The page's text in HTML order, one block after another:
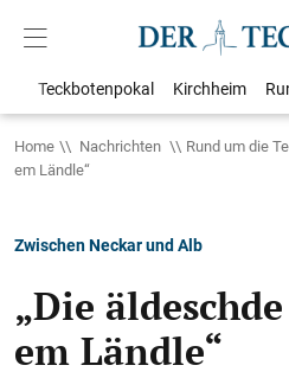
Teckbotenpokal Kirchheim
Home Nachrichten Rund um die
em Ländle“
Zwischen Neckar und Alb
„Die
em Ländle“